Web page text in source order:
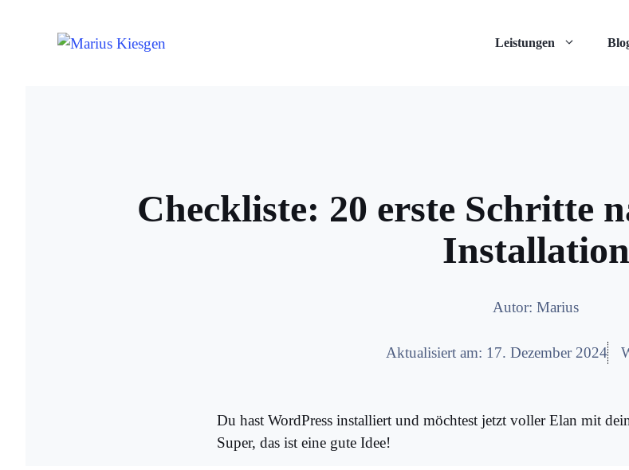
Leistungen
Checkliste: 20 erste Schritte
Installation
Autor: Marius
Aktualisiert am: 17. Dezember 2024
Du hast WordPress installiert und möchtest jetzt voller Elan mit
Super, das ist eine gute Idee!